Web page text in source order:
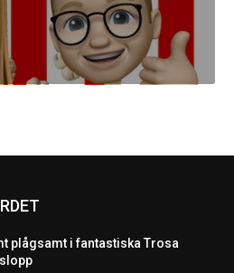
plågsamt i fantastiska Trosa